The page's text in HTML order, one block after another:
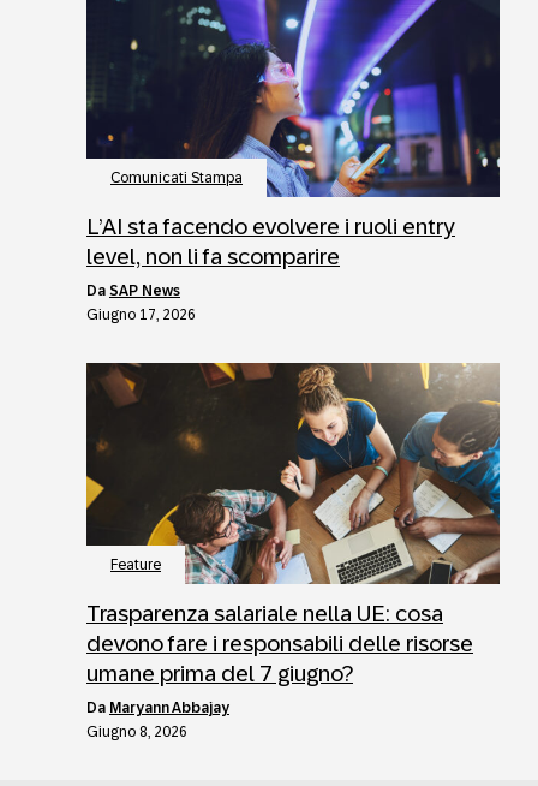
Comunicati Stampa
L’AI sta facendo evolvere i ruoli entry
level, non li fa scomparire
da SAP News
Giugno 17, 2026
Feature
Trasparenza salariale nella UE: cosa
devono fare i responsabili delle risorse
umane prima del 7 giugno?
da Maryann Abbajay
Giugno 8, 2026